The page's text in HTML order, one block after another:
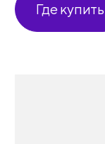
Где купить